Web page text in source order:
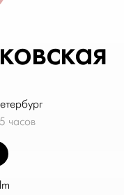
часов